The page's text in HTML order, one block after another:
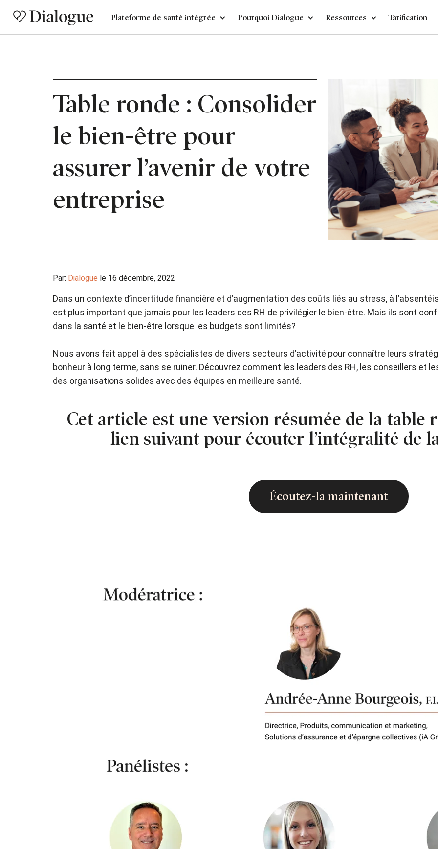
Plateforme de santé intégrée Pourquoi Dialogue Ressources Tarification
Table ronde : Consolider
le bien-être pour
assurer l’avenir de votre
entreprise
Par: Dialogue le 16 décembre, 2022
Dans un contexte d’incertitude financière et d’augmentation des coûts liés au stress, à
est plus important que jamais pour les leaders des RH de privilégier le bien-être. Mais ils sont
dans la santé et le bien-être lorsque les budgets sont limités?
Nous avons fait appel à des spécialistes de divers secteurs d’activité pour connaître leurs
bonheur à long terme, sans se ruiner. Découvrez comment les leaders des RH, les conseillers et
des organisations solides avec des équipes en meilleure santé.
Cet article est une version résumée de la table
lien suivant pour écouter l’intégralité de
Écoutez-la maintenant